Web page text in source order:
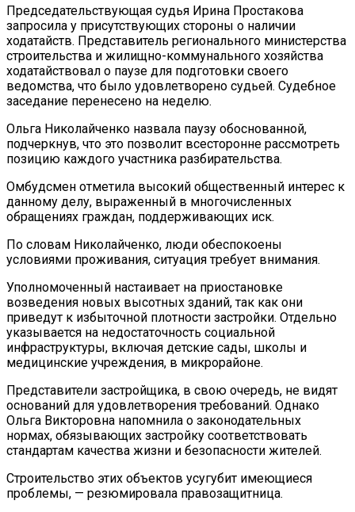
Председательствующая судья Ирина Простакова
запросила у присутствующих стороны о наличии
ходатайств. Представитель регионального министерства
строительства и жилищно-коммунального хозяйства
ходатайствовал о паузе для подготовки своего
ведомства, что было удовлетворено судьей. Судебное
заседание перенесено на неделю.
Ольга Николайченко назвала паузу обоснованной,
подчеркнув, что это позволит всесторонне рассмотреть
позицию каждого участника разбирательства.
Омбудсмен отметила высокий общественный интерес к
данному делу, выраженный в многочисленных
обращениях граждан, поддерживающих иск.
По словам Николайченко, люди обеспокоены
условиями проживания, ситуация требует внимания.
Уполномоченный настаивает на приостановке
возведения новых высотных зданий, так как они
приведут к избыточной плотности застройки. Отдельно
указывается на недостаточность социальной
инфраструктуры, включая детские сады, школы и
медицинские учреждения, в микрорайоне.
Представители застройщика, в свою очередь, не видят
оснований для удовлетворения требований. Однако
Ольга Викторовна напомнила о законодательных
нормах, обязывающих застройку соответствовать
стандартам качества жизни и безопасности жителей.
Строительство этих объектов усугубит имеющиеся
проблемы, — резюмировала правозащитница.